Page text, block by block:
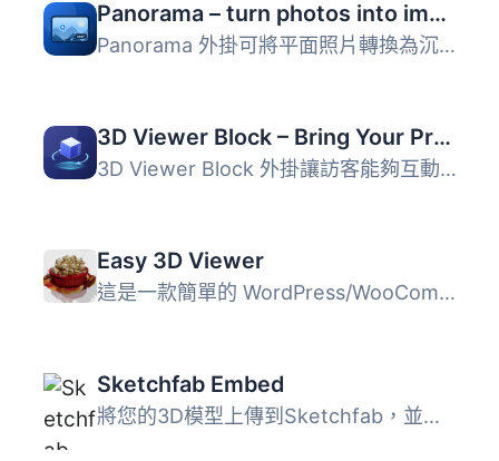
Panorama – turn photos into immersive virtual tours
Panorama 外掛可將平面照片轉換為沉浸式的 360° 虛擬導覽，讓...
3D Viewer Block – Bring Your Products to Life with Interactive 3D
3D Viewer Block 外掛讓訪客能夠互動式地旋轉、縮放和探索產...
Easy 3D Viewer
這是一款簡單的 WordPress/WooCommerce 產品 3D 檢視器外掛。...
Sketchfab Embed
將您的3D模型上傳到Sketchfab，並在您網站的任何WordPress頁...